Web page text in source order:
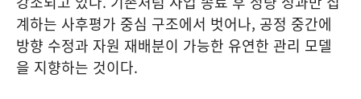
계하는 사후평가 중심 구조에서 벗어나, 공정 중간에
방향 수정과 자원 재배분이 가능한 유연한 관리 모델
을 지향하는 것이다.